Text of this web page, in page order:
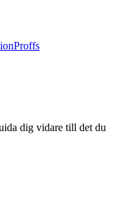
Proffs
dig vidare till det du